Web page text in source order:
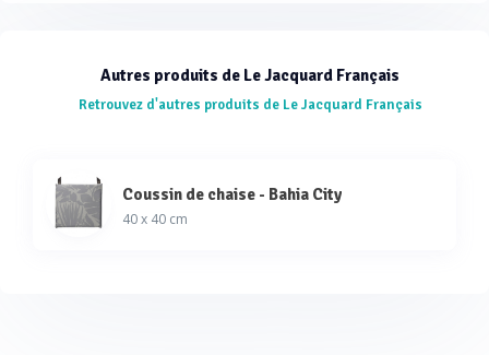
Autres produits de Le Jacquard Français
Retrouvez d'autres produits de Le Jacquard Français
Coussin de chaise - Bahia City
40 x 40 cm